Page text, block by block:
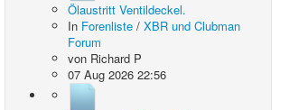
Ölaustritt Ventildeckel.
In Forenliste /XBR und Clubman
Forum
von Richard P
07 Aug 2026 22:56